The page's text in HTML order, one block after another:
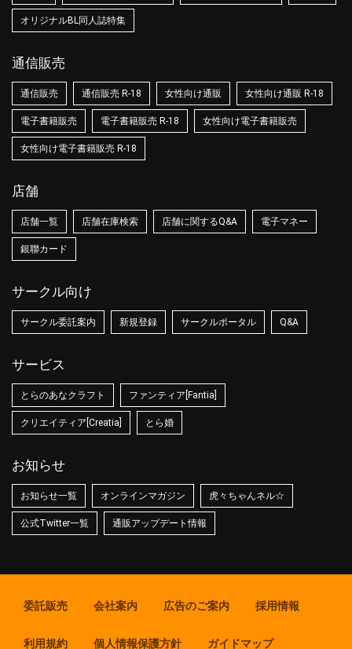
オリジナルBL同人誌特集
通信販売
通信販売 通信販売 R-18 女性向け通販 女性向け通販 R-18
電子書籍販売 電子書籍販売 R-18 女性向け電子書籍販売
女性向け電子書籍販売 R-18
店舗
店舗一覧 店舗在庫検索 店舗に関するQ&A 電子マネー
銀聯カード
サークル向け
サークル委託案内 新規登録 サークルポータル Q&A
サービス
とらのあなクラフト ファンティア[Fantia]
クリエイティア[Creatia] とら婚
お知らせ
お知らせ一覧 オンラインマガジン 虎々ちゃんネル☆
公式Twitter一覧 通販アップデート情報
委託販売 会社案内 広告のご案内 採用情報
利用規約 個人情報保護方針 ガイドマップ